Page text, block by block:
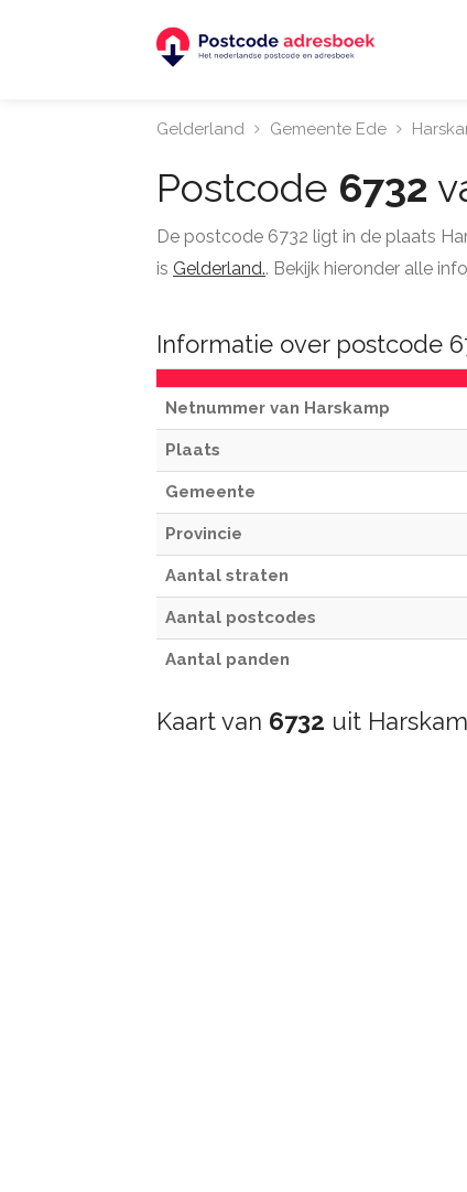
Gelderland Gemeente Ede
Postcode 6732
De postcode 6732 ligt in de plaats
is Gelderland.. Bekijk hieronder alle
Informatie over postcode
Netnummer van Harskamp
Plaats
Gemeente
Provincie
Aantal straten
Aantal postcodes
Aantal panden
Kaart van 6732 uit